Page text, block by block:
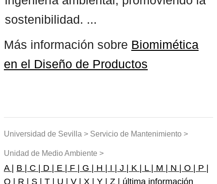
sostenibilidad. ...
Más información sobre Biomimética
en el Diseño de Productos
Universidad de Sevilla > Servicio de Mantenimiento >
Unidad de Medio Ambiente >
A | B | C | D | E | F | G | H | I | J | K | L | M | N | O | P |
Q | R | S | T | U | V | X | Y | Z | última información